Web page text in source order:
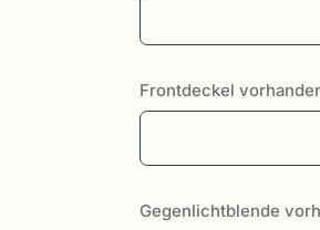
Frontdeckel
Gegenlichtblende